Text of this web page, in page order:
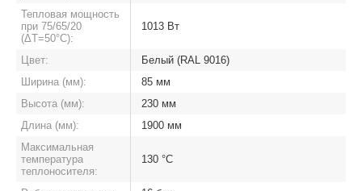
Тепловая мощность
при 75/65/20
(ΔT=50°C):
1013 Вт
Цвет:
Белый (RAL 9016)
Ширина (мм):
85 мм
Высота (мм):
230 мм
Длина (мм):
1900 мм
Максимальная
температура
теплоносителя:
130 °C